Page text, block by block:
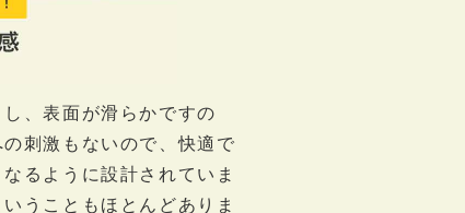
、表面が滑らかですの
刺激もないので、快適で
るように設計されていま
うこともほとんどありま